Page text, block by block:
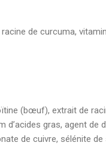
de curcuma,
(bœuf), extrait de
gras, agent de
de cuivre, sélénite